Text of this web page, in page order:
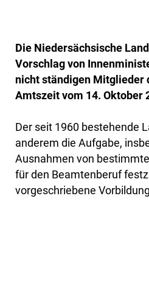
Die Niedersächsische
Vorschlag von
nicht ständigen Mitglieder
Amtszeit vom 14. Oktober
Der seit 1960 bestehende
anderem die Aufgabe,
Ausnahmen von
für den Beamtenberuf
vorgeschriebene